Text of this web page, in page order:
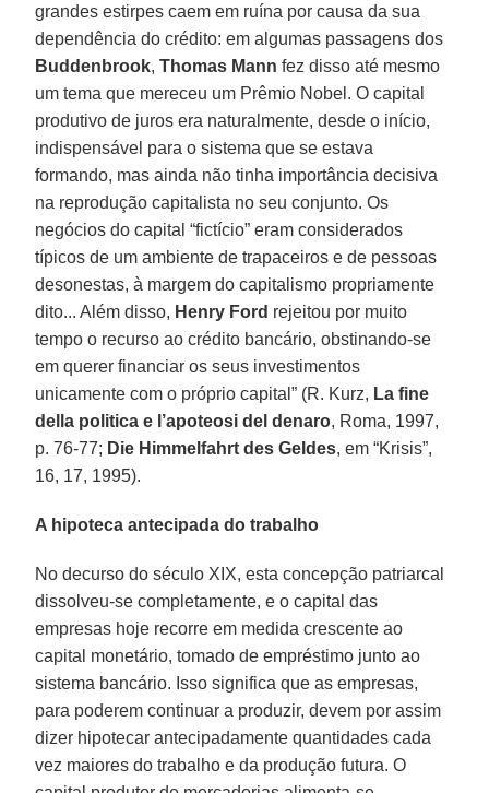
grandes estirpes caem em ruína por causa da sua
dependência do crédito: em algumas passagens dos
Buddenbrook,Thomas Mann fez disso até mesmo
um tema que mereceu um Prêmio Nobel. O capital
produtivo de juros era naturalmente, desde o início,
indispensável para o sistema que se estava
formando, mas ainda não tinha importância decisiva
na reprodução capitalista no seu conjunto. Os
negócios do capital “fictício” eram considerados
típicos de um ambiente de trapaceiros e de pessoas
desonestas, à margem do capitalismo propriamente
dito... Além disso, Henry Ford rejeitou por muito
tempo o recurso ao crédito bancário, obstinando-se
em querer financiar os seus investimentos
unicamente com o próprio capital” (R. Kurz, La fine
della politica e l’apoteosi del denaro, Roma, 1997,
p. 76-77; Die Himmelfahrt des Geldes, em “Krisis”,
16, 17, 1995).
A hipoteca antecipada do trabalho
No decurso do século XIX, esta concepção patriarcal
dissolveu-se completamente, e o capital das
empresas hoje recorre em medida crescente ao
capital monetário, tomado de empréstimo junto ao
sistema bancário. Isso significa que as empresas,
para poderem continuar a produzir, devem por assim
dizer hipotecar antecipadamente quantidades cada
vez maiores do trabalho e da produção futura. O